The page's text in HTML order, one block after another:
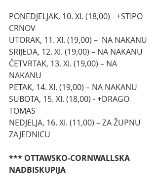
PONEDJELJAK, 10. XI. (18,00) - +STIPO
CRNOV
UTORAK, 11. XI. (19,00) –  NA NAKANU
SRIJEDA, 12. XI. (19,00) – NA NAKANU
ČETVRTAK, 13. XI. (19,00) – NA
NAKANU
PETAK, 14. XI. (19,00) – NA NAKANU
SUBOTA, 15. XI. (18,00) - +DRAGO
TOMAS
NEDJELJA, 16. XI. (11,00) – ZA ŽUPNU
ZAJEDNICU
*** OTTAWSKO-CORNWALLSKA
NADBISKUPIJA